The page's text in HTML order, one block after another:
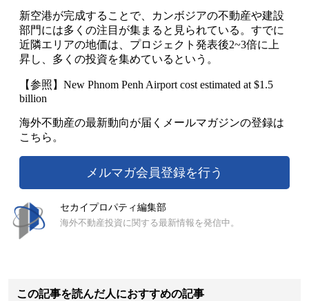
新空港が完成することで、カンボジアの不動産や建設
部門には多くの注目が集まると見られている。すでに
近隣エリアの地価は、プロジェクト発表後2~3倍に上
昇し、多くの投資を集めているという。
【参照】 New Phnom Penh Airport cost estimated at $1.5
billion
海外不動産の最新動向が届くメールマガジンの登録は
こちら。
メルマガ会員登録を行う
セカイプロパティ編集部
海外不動産投資に関する最新情報を発信中。
この記事を読んだ人におすすめの記事